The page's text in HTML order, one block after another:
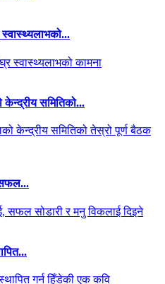
स्वास्थ्यलाभको...
केन्द्रीय समितिको...
सफल...